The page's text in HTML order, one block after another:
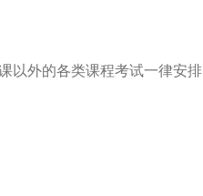
以外的各类课程考试一律安排